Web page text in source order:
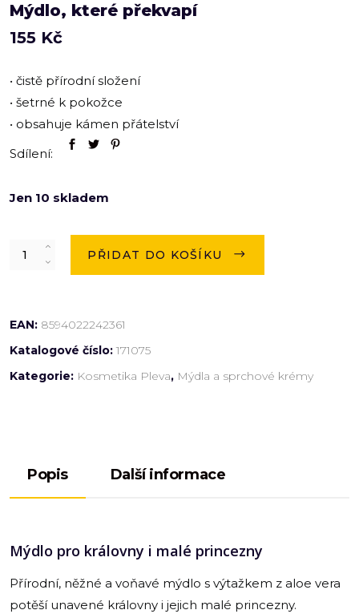
Mýdlo, které překvapí
155 Kč
• čistě přírodní složení
• šetrné k pokožce
• obsahuje kámen přátelství
Sdílení:
Jen 10 skladem
Quantity PŘIDAT DO KOŠÍKU
EAN: 8594022242361
Katalogové číslo:171075
Kategorie: Kosmetika Pleva, Mýdla a sprchové krémy
Popis Další informace
Mýdlo pro královny i malé princezny
Přírodní, něžné a voňavé mýdlo s výtažkem z aloe vera
potěší unavené královny i jejich malé princezny.